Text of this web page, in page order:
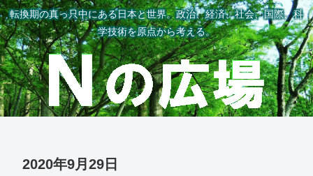
転換期の真っ只中にある日本と世界。政治、経済、社会、国際、科
学技術を原点から考える。
2020年9月29日